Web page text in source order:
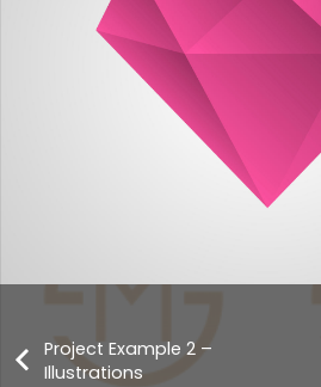
Project Example 2 –
Illustrations